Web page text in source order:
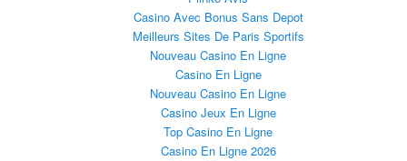
Casino Avec Bonus Sans Depot
Meilleurs Sites De Paris Sportifs
Nouveau Casino En Ligne
Casino En Ligne
Nouveau Casino En Ligne
Casino Jeux En Ligne
Top Casino En Ligne
Casino En Ligne 2026